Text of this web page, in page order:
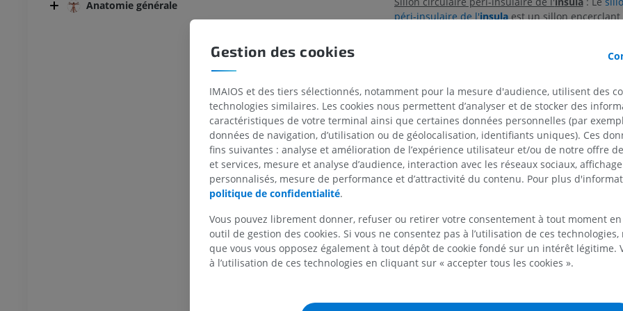
Anatomie générale
péri-insulaire de l'insulaest un sillon encerclant
trouve caché sous les opercules des lobes
Le sillon circulaire péri-insulaire de l'
insula
parties ou branches : les branches antérieure,
inférieure. Le sillon limitant antérieur sépare l'
cortex frontal, le sillon limitant supérieur la
fronto-pariétal, et le sillon limitant inférieur la
cortex temporal.
un point appelé point insulaire antérieur, et les
supérieur et inférieur se rejoignent en un autre
point insulaire postérieur. Cela confère au cortex
une forme triangulaire. La base du triangle se
points insulaires antérieur et postérieur, tandis
antéro-inférieur et postérieur tendent à se
du membre
Radiographies du membre
inférieur
Illustrations
TDM de la cheville et du pied
IRM du coude
IRM
Radiographies du membre
supérieur
Radiographies
PREMIUM
Membre supérieur
Illustrations
PREMIUM
IRM de hanche
IRM du genou
IRM
Arthroscanner
Arthroscanner
PREMIUM
IRM de la
l'arrière-pied
IRM
Gestion des cookies
IMAIOS et des tiers sélectionnés, notamment pour la mesure d'audience, utilisent des
technologies similaires. Les cookies nous permettent d’analyser et de stocker des
caractéristiques de votre terminal ainsi que certaines données personnelles (par
données de navigation, d’utilisation ou de géolocalisation, identifiants uniques). Ces
fins suivantes : analyse et amélioration de l’expérience utilisateur et/ou de notre offre
et services, mesure et analyse d’audience, interaction avec les réseaux sociaux,
personnalisés, mesure de performance et d’attractivité du contenu. Pour plus
politique de confidentialité.
Vous pouvez librement donner, refuser ou retirer votre consentement à tout moment
outil de gestion des cookies. Si vous ne consentez pas à l’utilisation de ces
que vous vous opposez également à tout dépôt de cookie fondé sur un intérêt légitime.
à l’utilisation de ces technologies en cliquant sur « accepter tous les cookies ».